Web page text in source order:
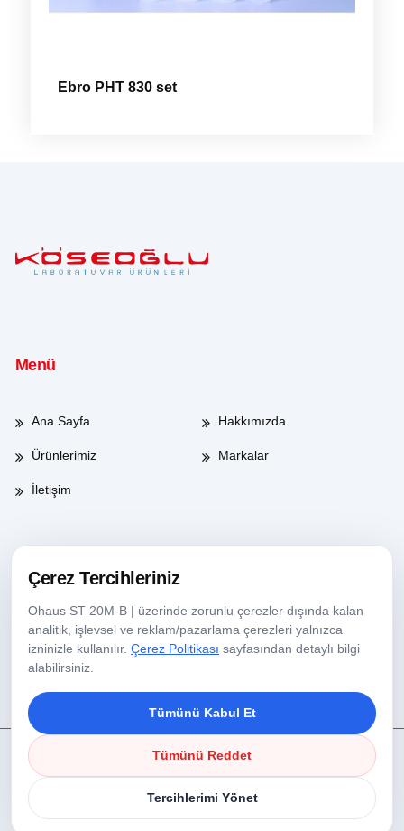
Ebro PHT 830 set
Menü
Ana Sayfa Hakkımızda
Ürünlerimiz Markalar
İletişim
Çalışma Saatleri
Haftaiçi 08:00-17:30
09:00-13:30
Çerez Tercihleriniz
Ohaus ST 20M-B | üzerinde zorunlu çerezler dışında kalan
analitik, işlevsel ve reklam/pazarlama çerezleri yalnızca
izninizle kullanılır. Çerez Politikası sayfasından detaylı bilgi
alabilirsiniz.
Tümünü Kabul Et
Tümünü Reddet
Tercihlerimi Yönet